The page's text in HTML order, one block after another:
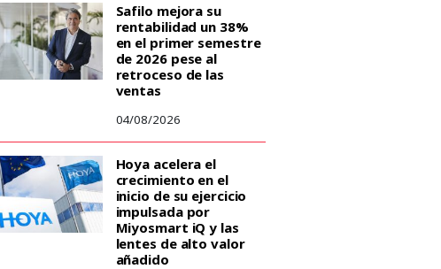
Safilo mejora su
rentabilidad un 38%
en el primer semestre
de 2026 pese al
retroceso de las
ventas
04/08/2026
Hoya acelera el
crecimiento en el
inicio de su ejercicio
impulsada por
Miyosmart iQ y las
lentes de alto valor
añadido